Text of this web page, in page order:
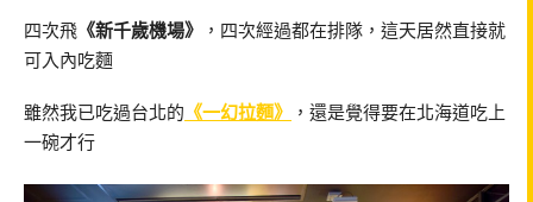
四次飛 《新千歲機場》
，四次經過都在排隊，這天居然直接就
可入內吃麵
雖然我已吃過台北的 《一幻拉麵》
，還是覺得要在北海道吃上
一碗才行